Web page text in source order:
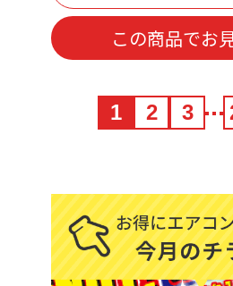
この商品でお
1 2 3